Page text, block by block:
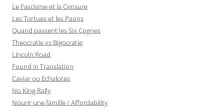
Le Fascisme et la Censure
Les Tortues et les Paons
Quand passent les Six Cognes
Theocratie vs Bigocratie
Lincoln Road
Found in Translation
Caviar ou Echalotes
No King Rally
Nourir une famille / Affordability